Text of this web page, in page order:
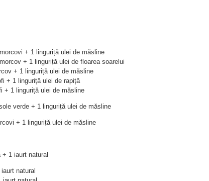
+ 1 linguriță ulei de măsline
+ 1 linguriță ulei de floarea soarelui
+ 1 linguriță ulei de măsline
+ 1 linguriță ulei de rapiță
+ 1 linguriță ulei de măsline
verde + 1 linguriță ulei de măsline
+ 1 linguriță ulei de măsline
+ 1 iaurt natural
natural